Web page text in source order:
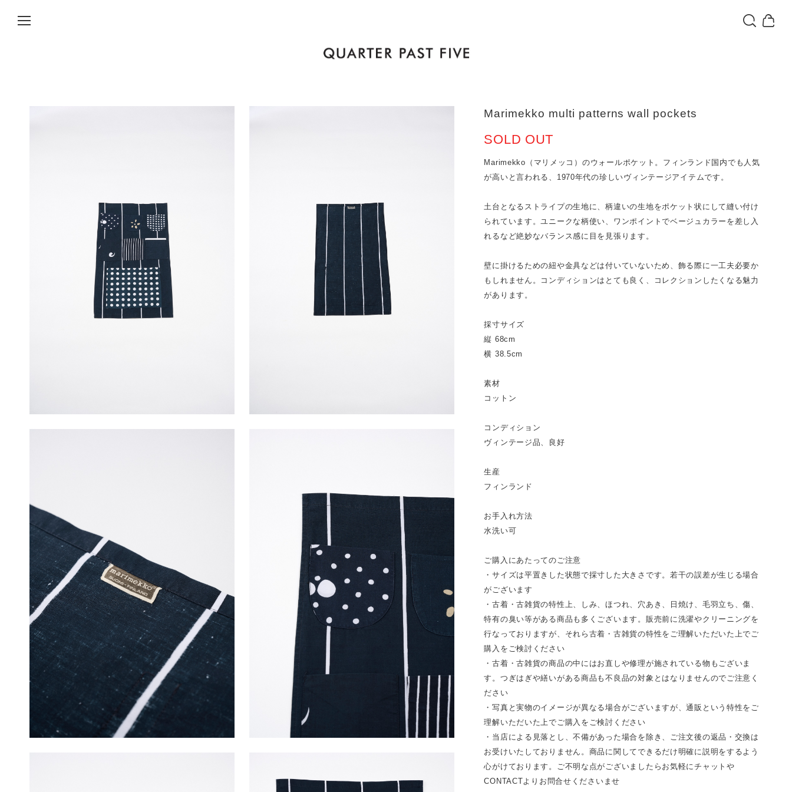
Marimekko multi patterns wall pockets
SOLD OUT
Marimekko（マリメッコ）のウォールポケット。フィンランド国内でも人気
が高いと言われる、1970年代の珍しいヴィンテージアイテムです。
土台となるストライプの生地に、柄違いの生地をポケット状にして縫い付け
られています。ユニークな柄使い、ワンポイントでベージュカラーを差し入
れるなど絶妙なバランス感に目を見張ります。
壁に掛けるための紐や金具などは付いていないため、飾る際に一工夫必要か
もしれません。コンディションはとても良く、コレクションしたくなる魅力
があります。
採寸サイズ
縦 68cm
横 38.5cm
素材
コットン
コンディション
ヴィンテージ品、良好
生産
フィンランド
お手入れ方法
水洗い可
ご購入にあたってのご注意
・サイズは平置きした状態で採寸した大きさです。若干の誤差が生じる場合
がございます
・古着・古雑貨の特性上、しみ、ほつれ、穴あき、日焼け、毛羽立ち、傷、
特有の臭い等がある商品も多くございます。販売前に洗濯やクリーニングを
行なっておりますが、それら古着・古雑貨の特性をご理解いただいた上でご
購入をご検討ください
・古着・古雑貨の商品の中にはお直しや修理が施されている物もございま
す。つぎはぎや繕いがある商品も不良品の対象とはなりませんのでご注意く
ださい
・写真と実物のイメージが異なる場合がございますが、通販という特性をご
理解いただいた上でご購入をご検討ください
・当店による見落とし、不備があった場合を除き、ご注文後の返品・交換は
お受けいたしておりません。商品に関してできるだけ明確に説明をするよう
心がけております。ご不明な点がございましたらお気軽にチャットや
CONTACTよりお問合せくださいませ